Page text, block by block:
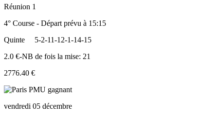
Réunion 1
4° Course - Départ prévu à 15:15
Quinte
5-2-11-12-1-14-15
2.0 €-NB de fois la mise: 21
2776.40 €
vendredi 05 décembre